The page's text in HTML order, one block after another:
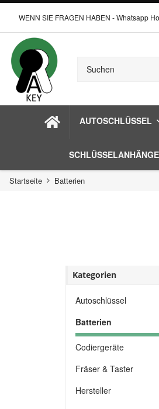
WENN SIE FRAGEN HABEN - Whatsapp
AUTOSCHLÜSSEL
Startseite Batterien
Kategorien
Autoschlüssel
Batterien
Codiergeräte
Fräser & Taster
Hersteller